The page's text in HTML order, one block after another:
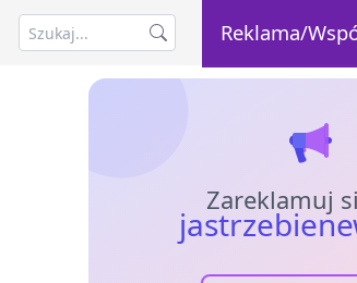
Reklama/
Zareklamuj